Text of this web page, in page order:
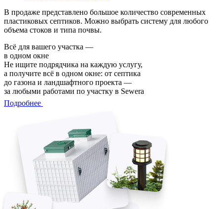
В продаже представлено большое количество современных
пластиковых септиков. Можно выбрать систему для любого
объема стоков и типа почвы.
Всё для вашего участка —
в одном окне
Не ищите подрядчика на каждую услугу,
а получите всё в одном окне: от септика
до газона и ландшафтного проекта —
за любыми работами по участку в Sewera
Подробнее